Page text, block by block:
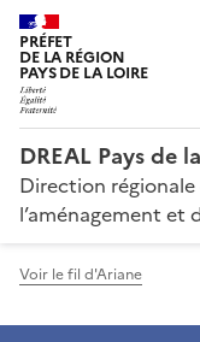
PRÉFET
DE LA RÉGION
PAYS DE LA LOIRE
DREAL Pays de
Direction
l’aménagement et
Voir le fil d'Ariane